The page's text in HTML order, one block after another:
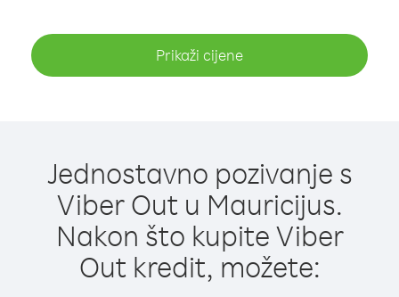
Prikaži cijene
Jednostavno pozivanje s
Viber Out u Mauricijus.
Nakon što kupite Viber
Out kredit, možete: